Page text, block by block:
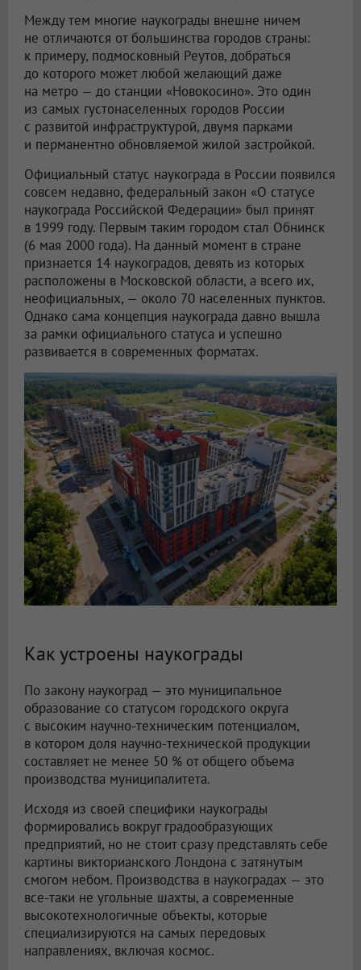
Между тем многие наукограды внешне ничем
не отличаются от большинства городов страны:
к примеру, подмосковный Реутов, добраться
до которого может любой желающий даже
на метро — до станции «Новокосино». Это один
из самых густонаселенных городов России
с развитой инфраструктурой, двумя парками
и перманентно обновляемой жилой застройкой.
Официальный статус наукограда в России появился
совсем недавно, федеральный закон «О статусе
наукограда Российской Федерации» был принят
в 1999 году. Первым таким городом стал Обнинск
(6 мая 2000 года). На данный момент в стране
признается 14 наукоградов, девять из которых
расположены в Московской области, а всего их,
неофициальных, — около 70 населенных пунктов.
Однако сама концепция наукограда давно вышла
за рамки официального статуса и успешно
развивается в современных форматах.
Как устроены наукограды
По закону наукоград — это муниципальное
образование со статусом городского округа
с высоким научно-техническим потенциалом,
в котором доля научно-технической продукции
составляет не менее 50 % от общего объема
производства муниципалитета.
Исходя из своей специфики наукограды
формировались вокруг градообразующих
предприятий, но не стоит сразу представлять себе
картины викторианского Лондона с затянутым
смогом небом. Производства в наукоградах — это
все-таки не угольные шахты, а современные
высокотехнологичные объекты, которые
специализируются на самых передовых
направлениях, включая космос.